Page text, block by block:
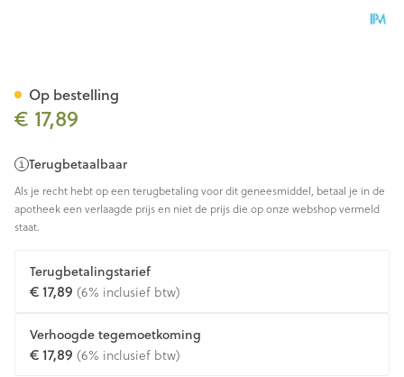
€ 17,89
Terugbetaalbaar
Als je recht hebt op een terugbetaling voor dit geneesmiddel, betaal je in de
apotheek een verlaagde prijs en niet de prijs die op onze webshop vermeld
staat.
Terugbetalingstarief
€ 17,89 (6% inclusief btw)
Verhoogde tegemoetkoming
€ 17,89 (6% inclusief btw)
Op bestelling